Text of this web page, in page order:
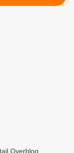
d’en apprendre
Overblog